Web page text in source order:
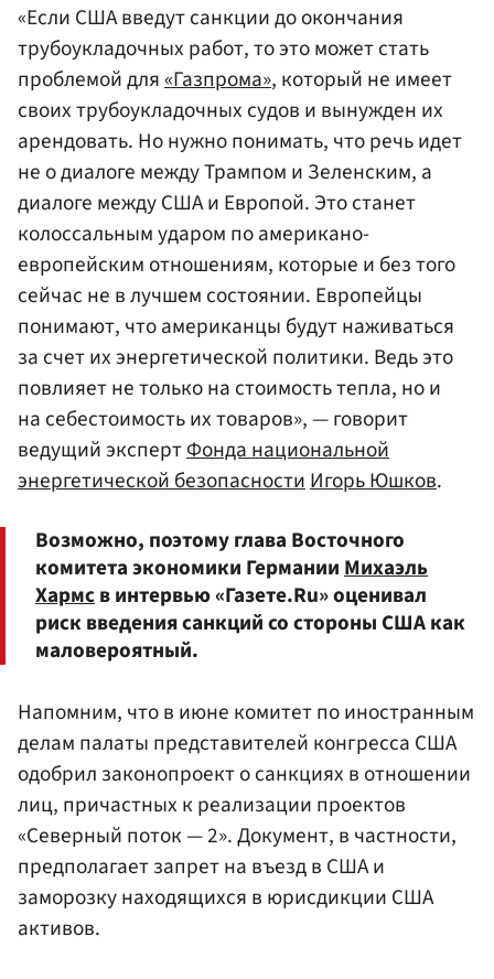
«Если США введут санкции до окончания
трубоукладочных работ, то это может стать
проблемой для«Газпрома», который не имеет
своих трубоукладочных судов и вынужден их
арендовать. Но нужно понимать, что речь идет
не о диалоге между Трампом и Зеленским, а
диалоге между США и Европой. Это станет
колоссальным ударом по американо-
европейским отношениям, которые и без того
сейчас не в лучшем состоянии. Европейцы
понимают, что американцы будут наживаться
за счет их энергетической политики. Ведь это
повлияет не только на стоимость тепла, но и
на себестоимость их товаров», — говорит
ведущий экспертФонда национальной
энергетической безопасности Игорь Юшков.
Возможно, поэтому глава Восточного
комитета экономики ГерманииМихаэль
Хармсв интервью «Газете.Ru» оценивал
риск введения санкций со стороны США как
маловероятный.
Напомним, что в июне комитет по иностранным
делам палаты представителей конгресса США
одобрил законопроект о санкциях в отношении
лиц, причастных к реализации проектов
«Северный поток — 2». Документ, в частности,
предполагает запрет на въезд в США и
заморозку находящихся в юрисдикции США
активов.